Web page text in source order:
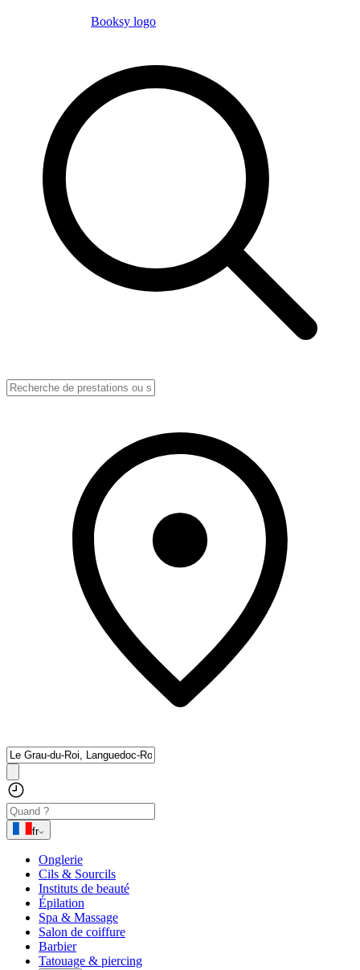
Booksy logo
fr
Onglerie
Cils & Sourcils
Instituts de beauté
Épilation
Spa & Massage
Salon de coiffure
Barbier
Tatouage & piercing